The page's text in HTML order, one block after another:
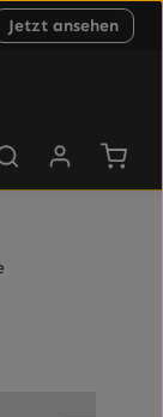
Jetzt ansehen